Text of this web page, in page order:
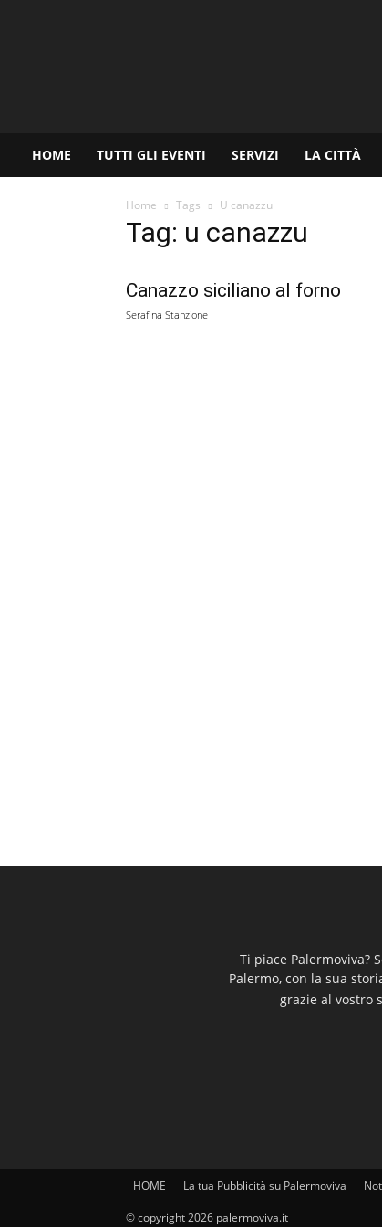
HOME TUTTI GLI EVENTI SERVIZI LA CITTÀ
Home Tags U canazzu
Tag: u canazzu
Canazzo siciliano al forno
Serafina Stanzione
Ti piace Palermoviva?
Palermo, con la sua
grazie al vostro
HOME La tua Pubblicità su Palermoviva
© copyright 2026 palermoviva.it